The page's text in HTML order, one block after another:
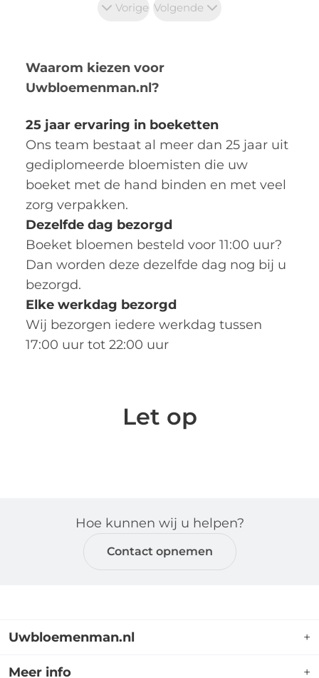
Vorige Volgende
Waarom kiezen voor
Uwbloemenman.nl?
25 jaar ervaring in boeketten
Ons team bestaat al meer dan 25 jaar uit
gediplomeerde bloemisten die uw
boeket met de hand binden en met veel
zorg verpakken.
Dezelfde dag bezorgd
Boeket bloemen besteld voor 11:00 uur?
Dan worden deze dezelfde dag nog bij u
bezorgd.
Elke werkdag bezorgd
Wij bezorgen iedere werkdag tussen
17:00 uur tot 22:00 uur
Let op
Hoe kunnen wij u helpen?
Contact opnemen
Uwbloemenman.nl +
Uwbloemenman.nl is dé webshop waar u terecht
Meer info +